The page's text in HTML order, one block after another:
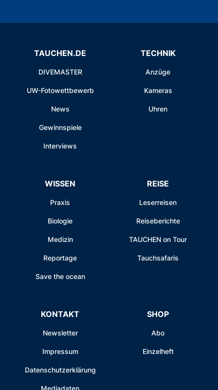
TAUCHEN.DE
DIVEMASTER
UW-Fotowettbewerb
News
Gewinnspiele
Interviews
TECHNIK
Anzüge
Kameras
Uhren
WISSEN
Praxis
Biologie
Medizin
Reportage
Save the ocean
REISE
Leserreisen
Reiseberichte
TAUCHEN on Tour
Tauchsafaris
KONTAKT
Newsletter
Impressum
Datenschutzerklärung
Mediadaten
SHOP
Abo
Einzelheft